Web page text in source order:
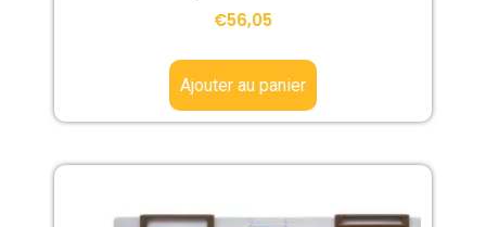
€56,05
Ajouter au panier